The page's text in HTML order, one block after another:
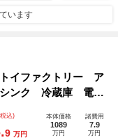
います
イファクトリー ア
ンク 冷蔵庫 電子
ンサブバッテリ
家庭用ＡＣ
込)
9 万円
本体価格
1089
万円
諸費用
7.9
万円